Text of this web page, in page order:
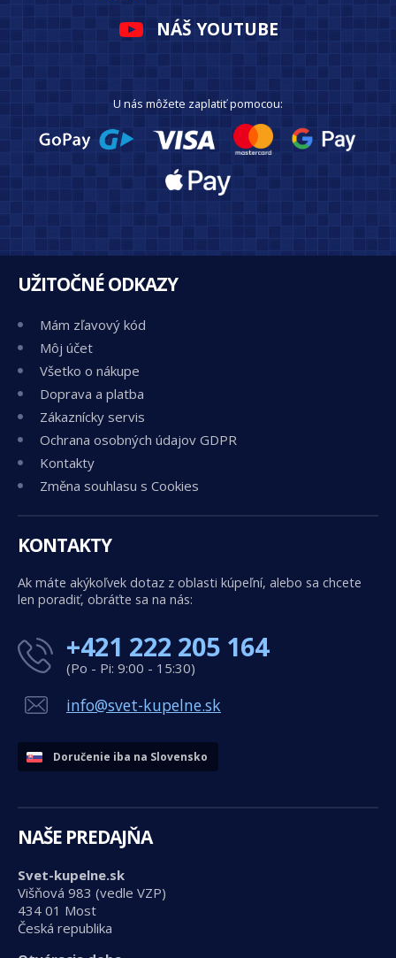
NÁŠ YOUTUBE
U nás môžete zaplatiť pomocou:
UŽITOČNÉ ODKAZY
Mám zľavový kód
Môj účet
Všetko o nákupe
Doprava a platba
Zákaznícky servis
Ochrana osobných údajov GDPR
Kontakty
Změna souhlasu s Cookies
KONTAKTY
Ak máte akýkoľvek dotaz z oblasti kúpeľní, alebo sa chcete
len poradiť, obráťte sa na nás:
+421 222 205 164
(Po - Pi: 9:00 - 15:30)
info@svet-kupelne.sk
Doručenie iba na Slovensko
NAŠE PREDAJŇA
Svet-kupelne.sk
Višňová 983 (vedle VZP)
434 01 Most
Česká republika